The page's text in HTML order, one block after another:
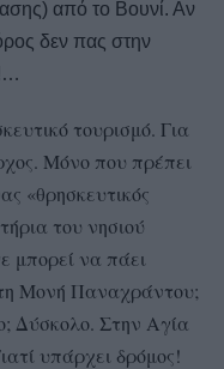
από το Βουνί. Αν
δεν πας στην
τουρισμό. Για
Μόνο που πρέπει
«θρησκευτικός
του νησιού
μπορεί να πάει
Μονή Παναχράντου;
Δύσκολο. Στην Αγία
υπάρχει δρόμος!